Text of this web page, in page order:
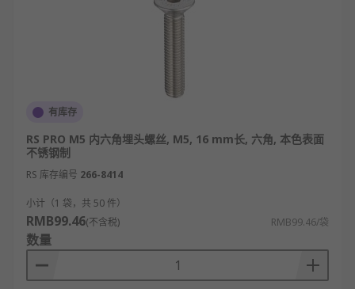
有库存
RS PRO M5 内六角埋头螺丝, M5, 16 mm长, 六角, 本色表面
不锈钢制
RS 库存编号 266-8414
小计（1 袋，共 50 件）
RMB99.46(不含税) RMB99.46/袋
数量